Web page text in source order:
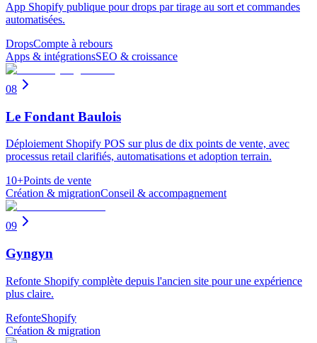
App Shopify publique pour drops par tirage au sort et commandes
automatisées.
DropsCompte à rebours
Apps & intégrationsSEO & croissance
08
Le Fondant Baulois
Déploiement Shopify POS sur plus de dix points de vente, avec
processus retail clarifiés, automatisations et adoption terrain.
10+Points de vente
Création & migrationConseil & accompagnement
09
Gyngyn
Refonte Shopify complète depuis l'ancien site pour une expérience
plus claire.
RefonteShopify
Création & migration